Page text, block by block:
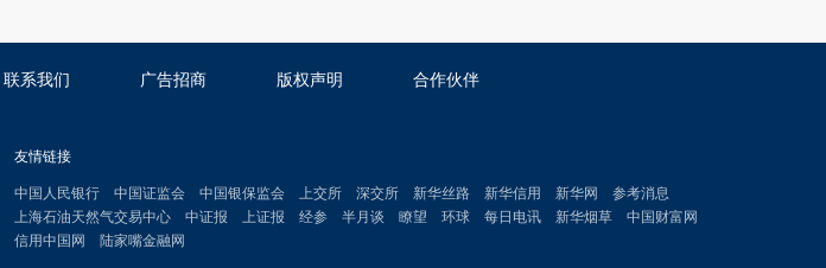
联系我们 广告招商 版权声明 合作伙伴
友情链接
中国人民银行 中国证监会 中国银保监会 上交所 深交所 新华丝路 新华信用 新华网
参考消息
上海石油天然气交易中心
中证报 上证报 经参 半月谈 瞭望 环球 每日电讯 新华烟草
中国财富网
信用中国网
陆家嘴金融网